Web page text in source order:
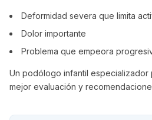
Deformidad severa que limita
Dolor importante
Problema que empeora
Un podólogo infantil
mejor evaluación y